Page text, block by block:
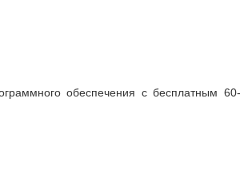
обеспечения с бесплатным 60-